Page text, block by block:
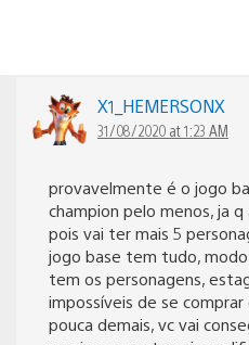
X1_HEMERSONX
31/08/2020 at 1:23 AM
provavelmente é o jogo
champion pelo menos, ja q
pois vai ter mais 5
jogo base tem tudo, modo
tem os personagens,
impossíveis de se
pouca demais, vc vai